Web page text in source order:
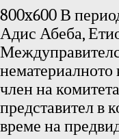
800x600 В
Адис Абеба,
нематериалното
член на
представител в
време на